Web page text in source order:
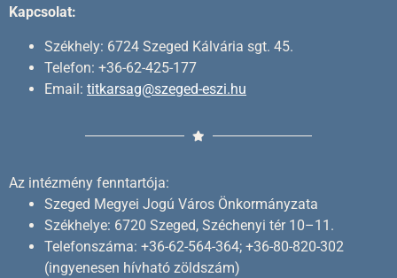
Kapcsolat:
Székhely: 6724 Szeged Kálvária sgt. 45.
Telefon: +36-62-425-177
Email: titkarsag@szeged-eszi.hu
Az intézmény fenntartója:
Szeged Megyei Jogú Város Önkormányzata
Székhelye: 6720 Szeged, Széchenyi tér 10–11.
Telefonszáma: +36-62-564-364; +36-80-820-302
(ingyenesen hívható zöldszám)